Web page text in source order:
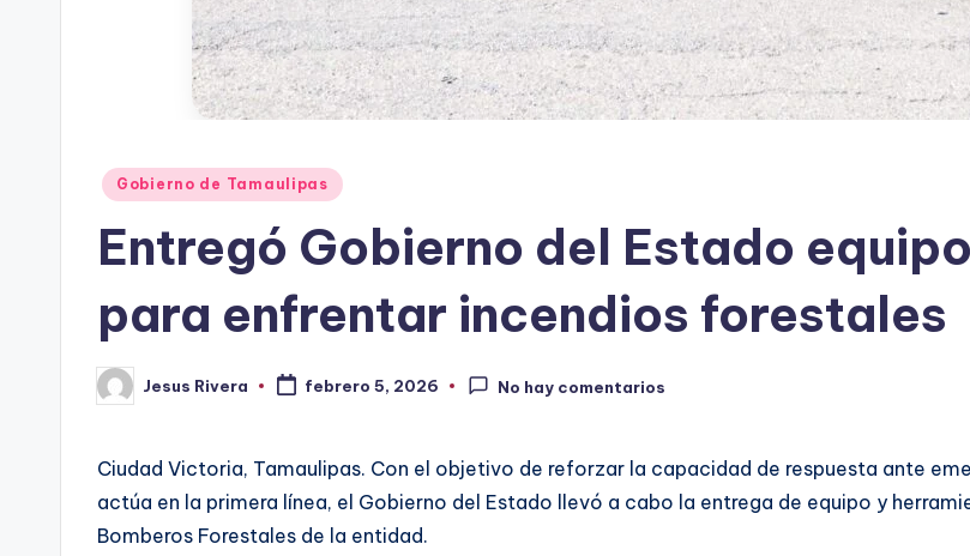
Publicado
Gobierno de Tamaulipas
Entregó Gobierno del Estado
para enfrentar incendios forestales
Publicado
por
Jesus Rivera febrero 5, 2026 No hay comentarios
Ciudad Victoria, Tamaulipas. Con el objetivo de reforzar la capacidad de respuesta ante
actúa en la primera línea, el Gobierno del Estado llevó a cabo la entrega de equipo y
Bomberos Forestales de la entidad.